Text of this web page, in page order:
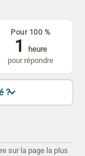
Pour 100 %
1
heure
pour répondre
?
sur la page la plus